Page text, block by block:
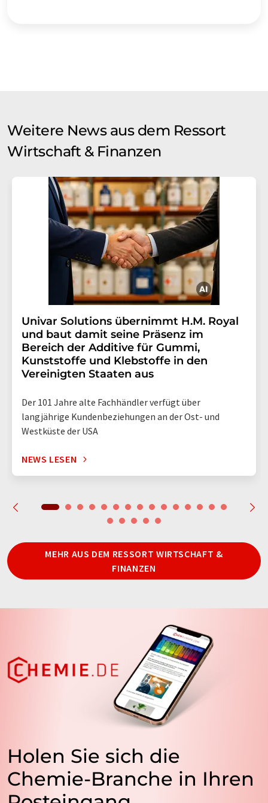
Weitere News aus dem Ressort
Wirtschaft & Finanzen
Univar Solutions übernimmt H.M. Royal
und baut damit seine Präsenz im
Bereich der Additive für Gummi,
Kunststoffe und Klebstoffe in den
Vereinigten Staaten aus
Der 101 Jahre alte Fachhändler verfügt über
langjährige Kundenbeziehungen an der Ost- und
Westküste der USA
NEWS LESEN
MEHR AUS DEM RESSORT WIRTSCHAFT &
FINANZEN
Holen Sie sich die
Chemie-Branche in Ihren